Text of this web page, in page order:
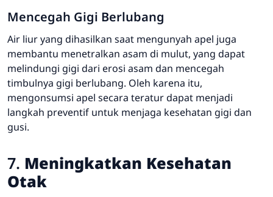
Mencegah Gigi Berlubang
Air liur yang dihasilkan saat mengunyah apel juga
membantu menetralkan asam di mulut, yang dapat
melindungi gigi dari erosi asam dan mencegah
timbulnya gigi berlubang. Oleh karena itu,
mengonsumsi apel secara teratur dapat menjadi
langkah preventif untuk menjaga kesehatan gigi dan
gusi.
7. Meningkatkan Kesehatan
Otak